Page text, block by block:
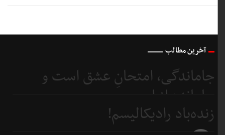
آخرین مطالب
جاماندگی، امتحانِ عشق است و
جامانده از اربعین...
3 روز
زنده‌باد رادیکالیسم!